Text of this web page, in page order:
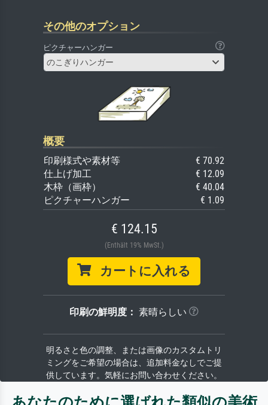
その他のオプション
ピクチャーハンガー
のこぎりハンガー
概要
印刷様式や素材等
€ 70.92
仕上げ加工
€ 12.09
木枠（画枠）
€ 40.04
ピクチャーハンガー
€ 1.09
€ 124.15
(Enthält 19% MwSt.)
カートに入れる
印刷の鮮明度： 素晴らしい
明るさと色の調整、または画像のカスタムトリ
ミングをご希望の場合は、追加料金なしでご提
供しています。気軽にお問い合わせください。